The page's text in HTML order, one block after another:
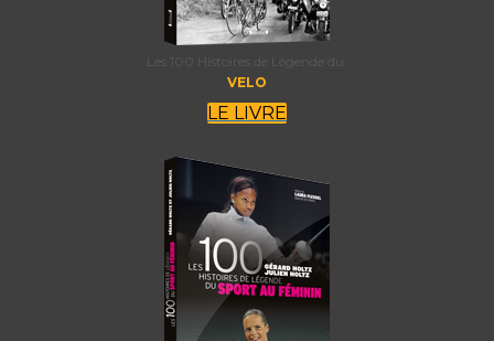
Les 100 Histoires de Légende du
VELO
LE LIVRE